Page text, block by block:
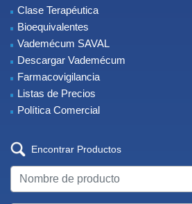
Clase Terapéutica
Bioequivalentes
Vademécum SAVAL
Descargar Vademécum
Farmacovigilancia
Listas de Precios
Política Comercial
Encontrar Productos